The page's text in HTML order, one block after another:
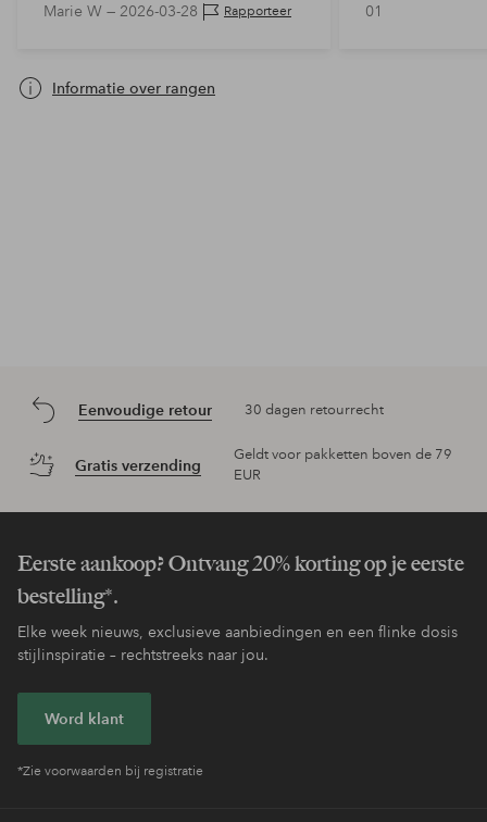
Marie W — 2026-03-28 Rapporteer
01
Informatie over rangen
Eenvoudige retour 30 dagen retourrecht
Gratis verzending
Geldt voor pakketten boven de 79
EUR
Eerste aankoop? Ontvang 20% korting op je eerste
bestelling*.
Elke week nieuws, exclusieve aanbiedingen en een flinke dosis
stijlinspiratie – rechtstreeks naar jou.
Word klant
*Zie voorwaarden bij registratie